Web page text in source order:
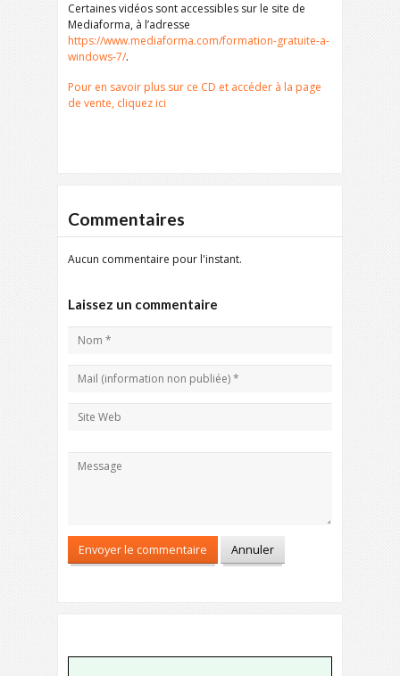
Certaines vidéos sont accessibles sur le site de
Mediaforma, à l’adresse
https://www.mediaforma.com/formation-gratuite-a-
windows-7/.
Pour en savoir plus sur ce CD et accéder à la page
de vente, cliquez ici
Commentaires
Aucun commentaire pour l'instant.
Laissez un commentaire